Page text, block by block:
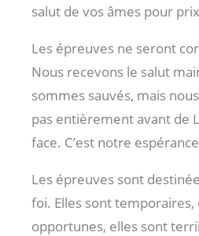
salut de vos âmes pour
Les épreuves ne seront
Nous recevons le salut
sommes sauvés, mais
pas entièrement avant de
face. C’est notre
Les épreuves sont
foi. Elles sont temporaires,
opportunes, elles sont